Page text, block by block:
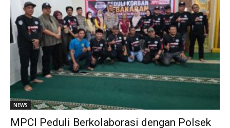
NEWS
MPCI Peduli Berkolaborasi dengan Polsek